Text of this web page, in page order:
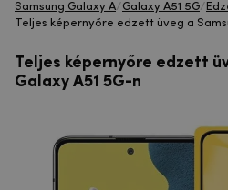
Samsung Galaxy A/Galaxy A51 5G/
Teljes képernyőre edzett üveg a
Teljes képernyőre edzett
Galaxy A51 5G-n